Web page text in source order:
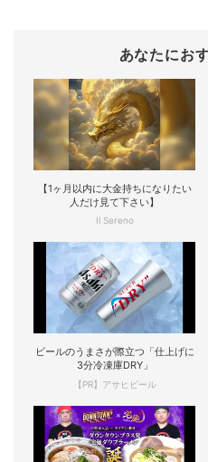
あなたにお
【1ヶ月以内に大金持ちになりたい
人だけ見て下さい】
Il Sereno
ビールのうまさが際立つ「仕上げに
3分冷凍庫DRY」
【PR】アサヒビール